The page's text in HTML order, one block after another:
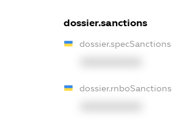
dossier.sanctions
dossier.specSanctions
dossier.rnboSanctions